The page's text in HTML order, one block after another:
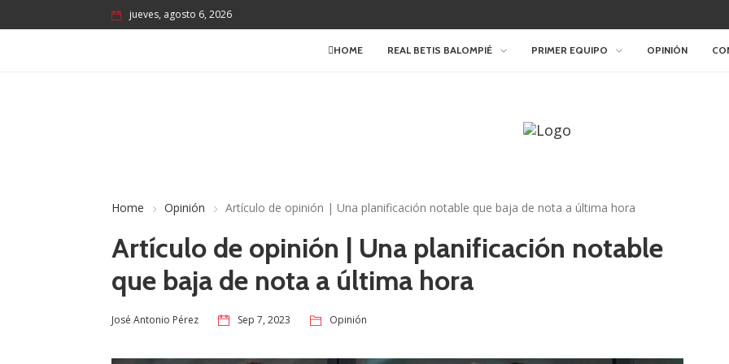
jueves, agosto 6, 2026
HOME REAL BETIS BALOMPIÉ PRIMER EQUIPO OPINIÓN
Home Opinión Artículo de opinión | Una planificación notable que baja de nota a última hora
Artículo de opinión | Una planificación notable
que baja de nota a última hora
José Antonio Pérez Sep 7, 2023 Opinión